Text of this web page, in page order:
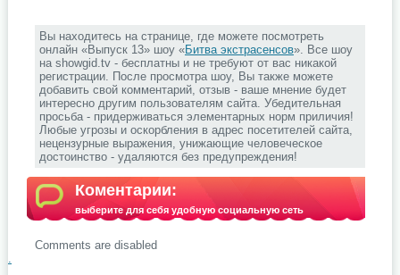
Вы находитесь на странице, где можете посмотреть
онлайн «Выпуск 13» шоу «Битва экстрасенсов». Все шоу
на showgid.tv - бесплатны и не требуют от вас никакой
регистрации. После просмотра шоу, Вы также можете
добавить свой комментарий, отзыв - ваше мнение будет
интересно другим пользователям сайта. Убедительная
просьба - придерживаться элементарных норм приличия!
Любые угрозы и оскорбления в адрес посетителей сайта,
нецензурные выражения, унижающие человеческое
достоинство - удаляются без предупреждения!
Коментарии:
выберите для себя удобную социальную сеть
Comments are disabled
.